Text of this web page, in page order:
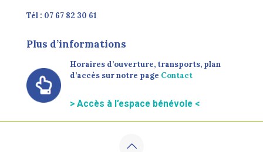
Tél : 07 67 82 30 61
Plus d’informations
Horaires d’ouverture, transports, plan
d’accès sur notre page Contact
> Accès à l’espace bénévole <